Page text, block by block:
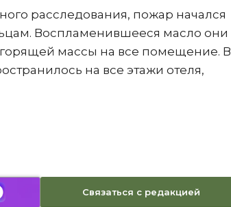
расследования, пожар начался
Воспламенившееся масло они
горящей массы на все помещение. В
на все этажи отеля,
Связаться с редакцией